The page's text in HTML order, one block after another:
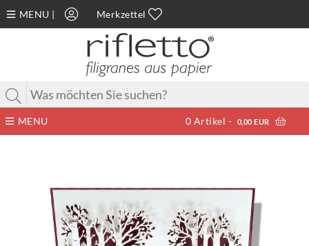
MENU Merkzettel
MENU 0 Artikel - 0,00 EUR